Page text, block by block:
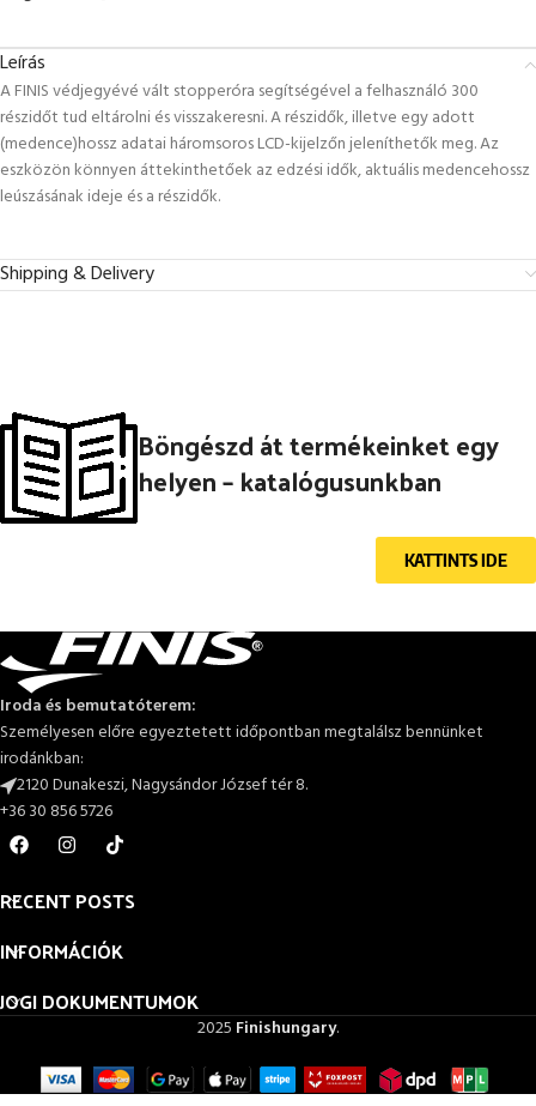
Leírás
A FINIS védjegyévé vált stopperóra segítségével a felhasználó 300
részidőt tud eltárolni és visszakeresni. A részidők, illetve egy adott
(medence)hossz adatai háromsoros LCD-kijelzőn jeleníthetők meg. Az
eszközön könnyen áttekinthetőek az edzési idők, aktuális medencehossz
leúszásának ideje és a részidők.
Shipping & Delivery
Böngészd át termékeinket egy
helyen – katalógusunkban
KATTINTS IDE
Iroda és bemutatóterem:
Személyesen előre egyeztetett időpontban megtalálsz bennünket
irodánkban:
2120 Dunakeszi, Nagysándor József tér 8.
+36 30 856 5726
RECENT POSTS
INFORMÁCIÓK
JOGI DOKUMENTUMOK
2025 Finishungary.